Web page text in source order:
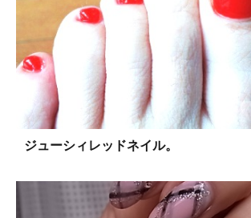
ジューシィレッドネイル。